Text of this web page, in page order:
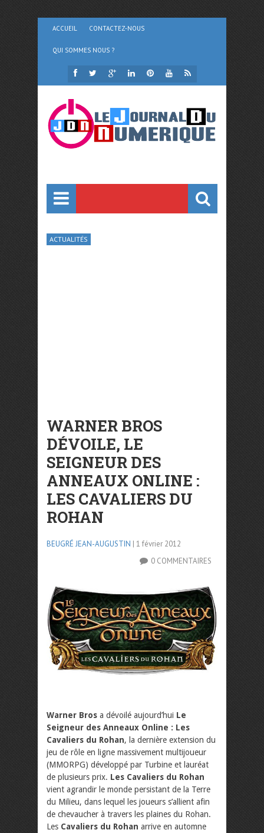
ACCUEIL CONTACTEZ-NOUS
QUI SOMMES NOUS ?
ACTUALITÉS
WARNER BROS
DÉVOILE, LE
SEIGNEUR DES
ANNEAUX ONLINE :
LES CAVALIERS DU
ROHAN
BEUGRÉ JEAN-AUGUSTIN | 1 février 2012
0 COMMENTAIRES
Warner Bros a dévoilé aujourd’hui Le
Seigneur des Anneaux Online : Les
Cavaliers du Rohan, la dernière extension du
jeu de rôle en ligne massivement multijoueur
(MMORPG) développé par Turbine et lauréat
de plusieurs prix. Les Cavaliers du Rohan
vient agrandir le monde persistant de la Terre
du Milieu, dans lequel les joueurs s’allient afin
de chevaucher à travers les plaines du Rohan.
Les Cavaliers du Rohan arrive en automne